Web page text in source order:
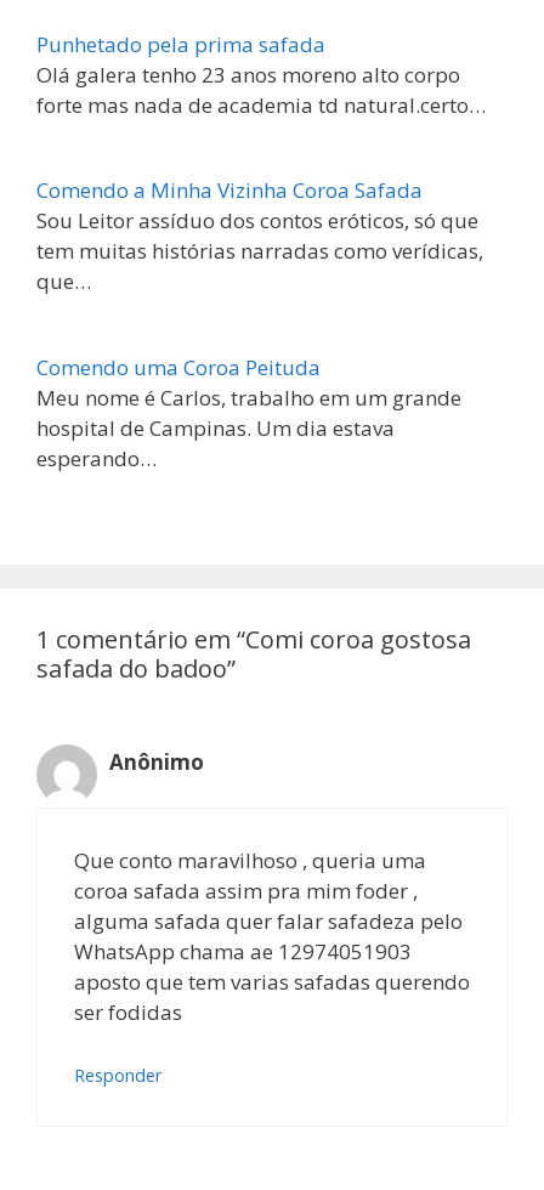
Punhetado pela prima safada
Olá galera tenho 23 anos moreno alto corpo
forte mas nada de academia td natural.certo…
Comendo a Minha Vizinha Coroa Safada
Sou Leitor assíduo dos contos eróticos, só que
tem muitas histórias narradas como verídicas,
que…
Comendo uma Coroa Peituda
Meu nome é Carlos, trabalho em um grande
hospital de Campinas. Um dia estava
esperando…
1 comentário em “Comi coroa gostosa
safada do badoo”
Anônimo
Que conto maravilhoso , queria uma
coroa safada assim pra mim foder ,
alguma safada quer falar safadeza pelo
WhatsApp chama ae 12974051903
aposto que tem varias safadas querendo
ser fodidas
Responder